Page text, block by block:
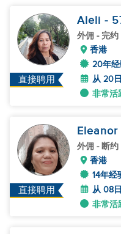
直接聘用
Aleli -
外佣 - 完约
香港
20年
从 20
非常活
直接聘用
Eleanor
外佣 - 断约
香港
14年经
从 08
非常活